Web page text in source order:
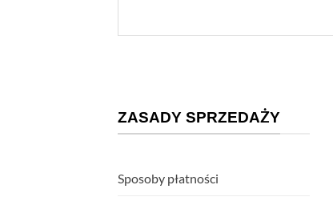
ZASADY SPRZEDAŻY
Sposoby płatności